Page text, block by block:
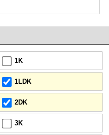
1K
1LDK
2DK
3K